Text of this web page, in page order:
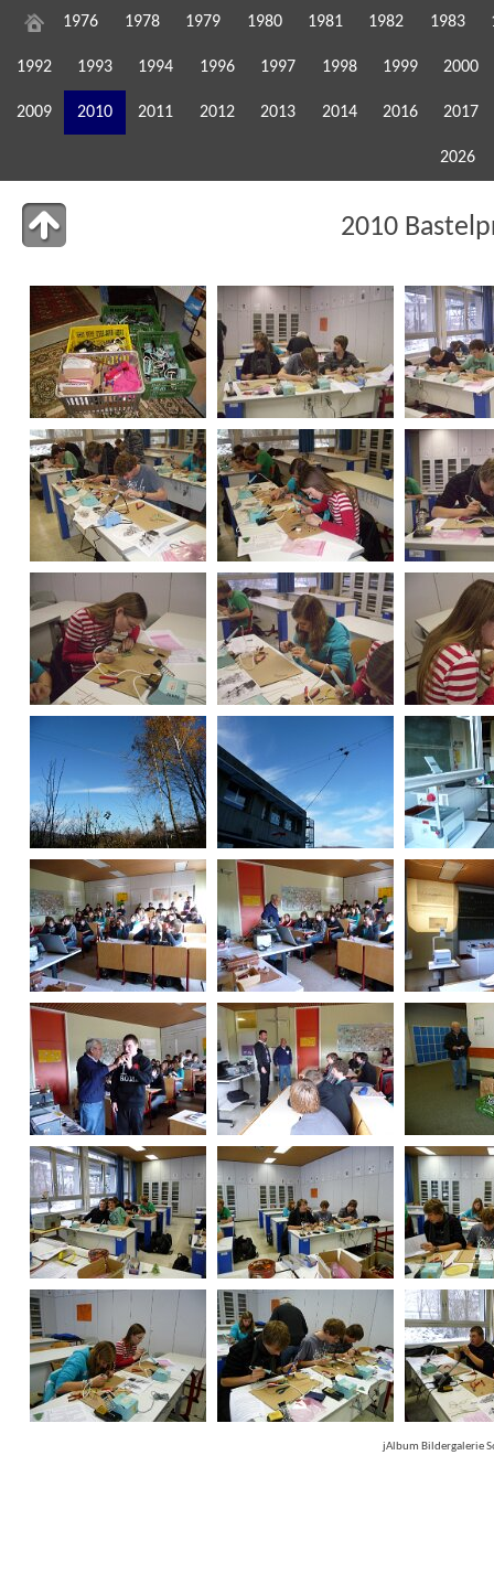
1976 1978 1979 1980 1981 1982 1983
1992 1993 1994 1996 1997 1998 1999 2000
2009 2010 2011 2012 2013 2014 2016 2017
2026
2010
jAlbum Bildergalerie